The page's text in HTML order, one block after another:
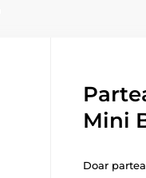
Mini
Doar